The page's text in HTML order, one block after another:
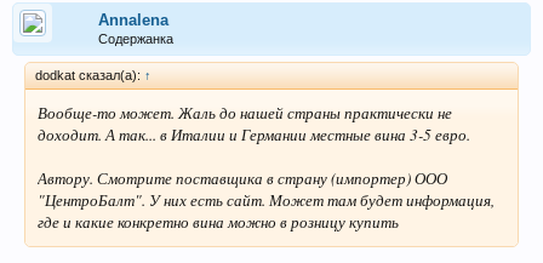
Annalena
Содержанка
dodkat сказал(а): ↑
Вообще-то может. Жаль до нашей страны практически не
доходит. А так... в Италии и Германии местные вина 3-5 евро.
Автору. Смотрите поставщика в страну (импортер) ООО
"ЦентроБалт". У них есть сайт. Может там будет информация,
где и какие конкретно вина можно в розницу купить